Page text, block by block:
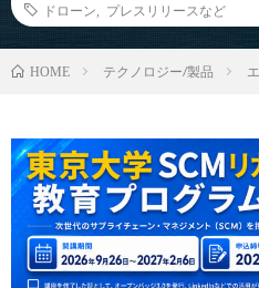
ドローン
プレスリリースなど
HOME テクノロジー/製品